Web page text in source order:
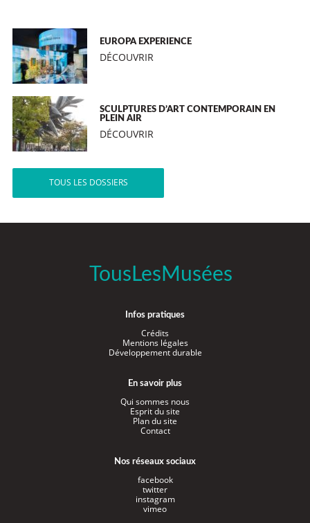
EUROPA EXPERIENCE
DÉCOUVRIR
SCULPTURES D’ART CONTEMPORAIN EN
PLEIN AIR
DÉCOUVRIR
TOUS LES DOSSIERS
TousLesMusées
Infos pratiques
Crédits
Mentions légales
Développement durable
En savoir plus
Qui sommes nous
Esprit du site
Plan du site
Contact
Nos réseaux sociaux
facebook
twitter
instagram
vimeo